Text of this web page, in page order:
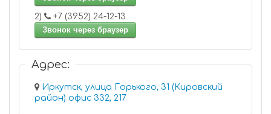
2)
+7 (3952) 24-12-13
Звонок через браузер
Адрес:
Иркутск, улица Горького, 31 (Кировский
район) офис 332, 217